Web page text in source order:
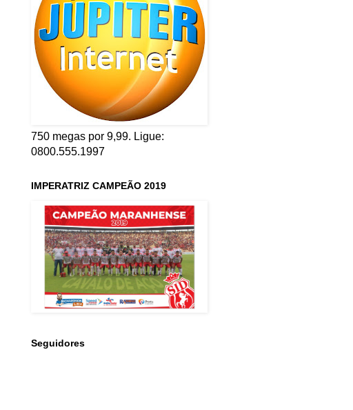
750 megas por 9,99. Ligue:
0800.555.1997
IMPERATRIZ CAMPEÃO 2019
Seguidores